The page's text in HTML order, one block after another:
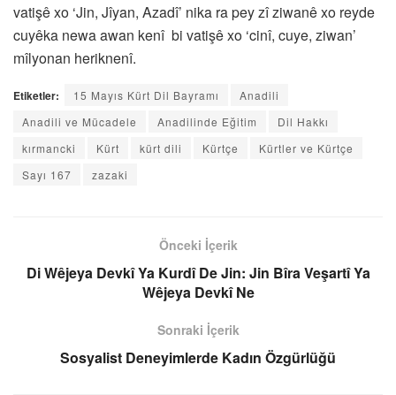
vatişê xo ‘Jin, Jîyan, Azadî’ nika ra pey zî ziwanê xo reyde
cuyêka newa awan kenî bi vatişê xo ‘cinî, cuye, ziwan’
mîlyonan heriknenî.
Etiketler: 15 Mayıs Kürt Dil Bayramı
Anadili
Anadili ve Mücadele
Anadilinde Eğitim
Dil Hakkı
kırmancki
Kürt kürt dili Kürtçe
Kürtler ve Kürtçe
Sayı 167
zazaki
Önceki İçerik
Di Wêjeya Devkî Ya Kurdî De Jin: Jin Bîra Veşartî Ya
Wêjeya Devkî Ne
Sonraki İçerik
Sosyalist Deneyimlerde Kadın Özgürlüğü